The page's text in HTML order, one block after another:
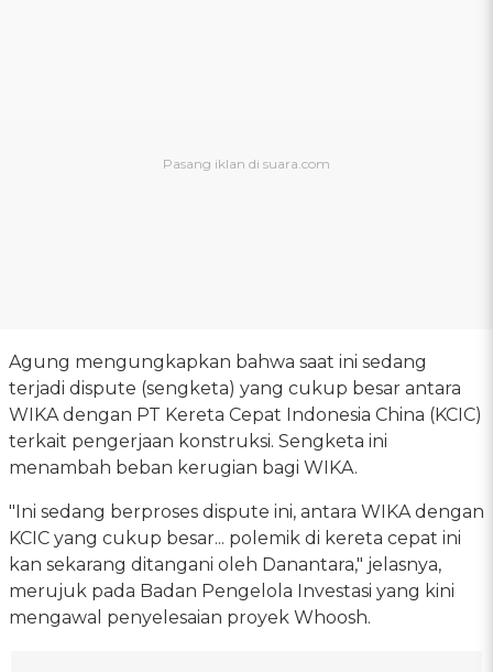
Agung mengungkapkan bahwa saat ini sedang
terjadi dispute (sengketa) yang cukup besar antara
WIKA dengan PT Kereta Cepat Indonesia China (KCIC)
terkait pengerjaan konstruksi. Sengketa ini
menambah beban kerugian bagi WIKA.
"Ini sedang berproses dispute ini, antara WIKA dengan
KCIC yang cukup besar... polemik di kereta cepat ini
kan sekarang ditangani oleh Danantara," jelasnya,
merujuk pada Badan Pengelola Investasi yang kini
mengawal penyelesaian proyek Whoosh.